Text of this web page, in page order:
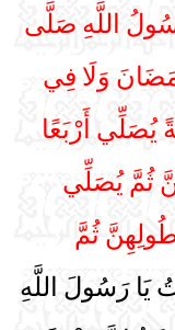
اللَّهِ صَلَّى
وَلَا فِي
أَرْبَعًا
ثُمَّ يُصَلِّي
ثُمَّ
يَا رَسُولَ اللَّهِ